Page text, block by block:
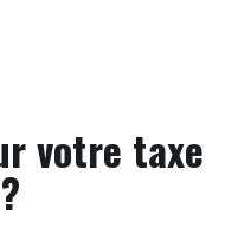
votre taxe